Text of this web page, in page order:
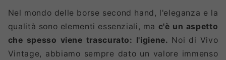
Nel mondo delle borse second hand, l'eleganza e la
qualità sono elementi essenziali, ma c'è un aspetto
che spesso viene trascurato: l'igiene. Noi di Vivo
Vintage, abbiamo sempre dato un valore immenso